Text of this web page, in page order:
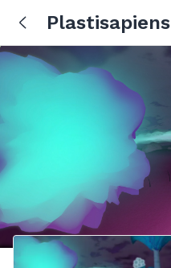
Plastisapiens